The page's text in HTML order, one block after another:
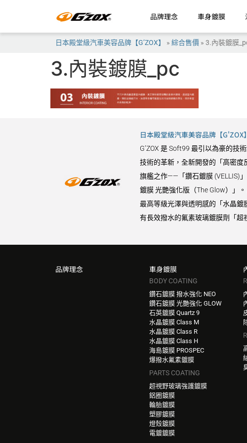
品牌理念 車身鍍膜
日本殿堂級汽車美容品牌【G’ZOX】 » 綜合售價 » 3.內裝鍍膜
3.內裝鍍膜_pc
日本殿堂級汽車美容品牌【G'ZOX
G’ZOX 是 Soft99 最引以為豪的
技術的革新，全新開發的「高密度
旗艦之作——「鑽石鍍膜 (VELLIS)
鍍膜 光艷強化版（The Glow）」
最高等級光澤與透明感的「水晶鍍
有長效撥水的氟素玻璃鍍膜劑「超
品牌理念 車身鍍膜
BODY COATING
鑽石鍍膜 撥水強化 NEO
鑽石鍍膜 光艷強化 GLOW
石英鍍膜 Quartz 9
水晶鍍膜 Class M
水晶鍍膜 Class R
水晶鍍膜 Class H
海島鍍膜 PROSPEC
爆撥水氟素鍍膜
PARTS COATING
超視野玻璃強護鍍膜
鋁圈鍍膜
輪胎鍍膜
塑膠鍍膜
燈殼鍍膜
電鍍鍍膜